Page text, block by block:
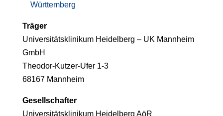
Württemberg
Träger
Universitätsklinikum Heidelberg – UK Mannheim
GmbH
Theodor-Kutzer-Ufer 1-3
68167 Mannheim
Gesellschafter
Universitätsklinikum Heidelberg AöR